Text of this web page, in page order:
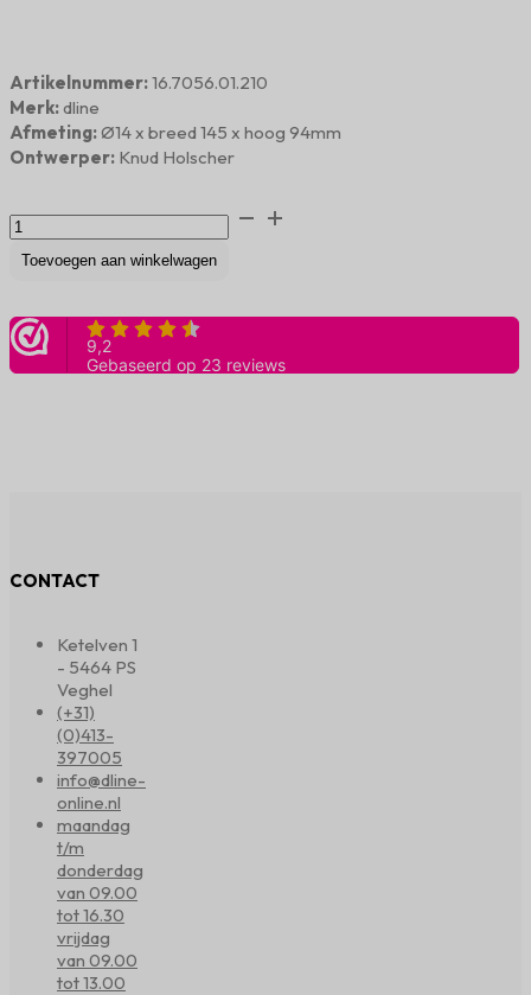
Artikelnummer:16.7056.01.210
Merk:dline
Afmeting:Ø14 x breed 145 x hoog 94mm
Ontwerper: Knud Holscher
Toiletrolhouder
RVS
hoogglans
Toevoegen aan winkelwagen
CONTACT
Ketelven 1
- 5464 PS
Veghel
(+31)
(0)413-
397005
info@dline-
online.nl
maandag
t/m
donderdag
van 09.00
tot 16.30
vrijdag
van 09.00
tot 13.00